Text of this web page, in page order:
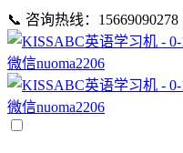
📞 咨询热线：15669090278